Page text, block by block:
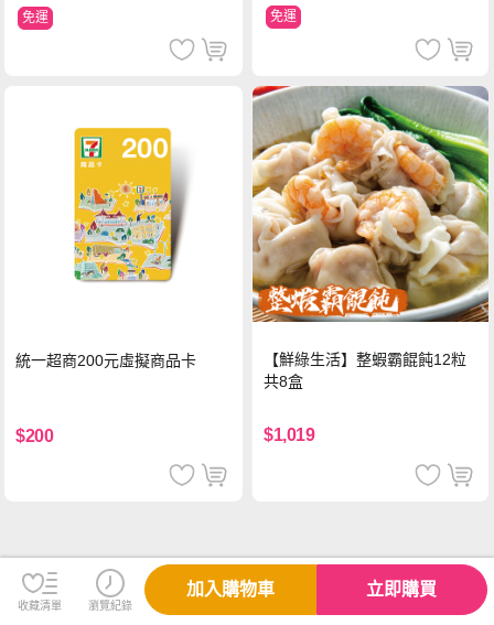
免運 免運
統一超商200元虛擬商品卡
$200
【鮮綠生活】整蝦霸餛飩12粒
共8盒
$1,019
收藏清單 瀏覽紀錄
加入購物車 立即購買